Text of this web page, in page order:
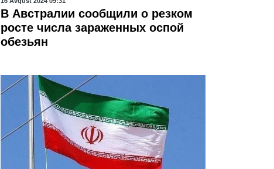
В Австралии сообщили о резком
росте числа зараженных оспой
обезьян